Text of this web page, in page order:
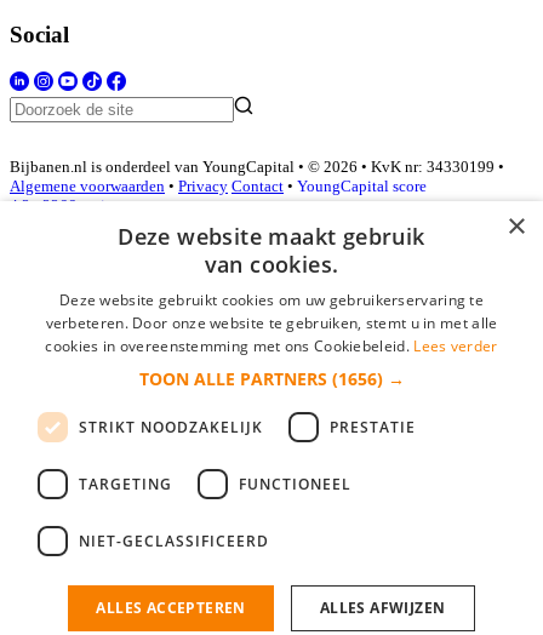
Social
Bijbanen.nl is onderdeel van YoungCapital • © 2026 • KvK nr: 34330199 •
Algemene voorwaarden • Privacy Contact • YoungCapital score
4.3 - 3366 reviews
Inloggen als bedrijf
*
login gegevens onthouden
login
Bedrijf aanmelden
nieuwe collega/werknemer zo gevonden!
×
Deze website maakt gebruik
van cookies.
Deze website gebruikt cookies om uw gebruikerservaring te
verbeteren. Door onze website te gebruiken, stemt u in met alle
cookies in overeenstemming met ons Cookiebeleid. Lees verder
TOON ALLE PARTNERS (1656) →
STRIKT NOODZAKELIJK PRESTATIE
TARGETING FUNCTIONEEL
NIET-GECLASSIFICEERD
ALLES ACCEPTEREN ALLES AFWIJZEN